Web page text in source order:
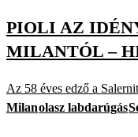
PIOLI AZ
MILANTÓL –
Az 58 éves edző a
Milanolasz labdarúgás